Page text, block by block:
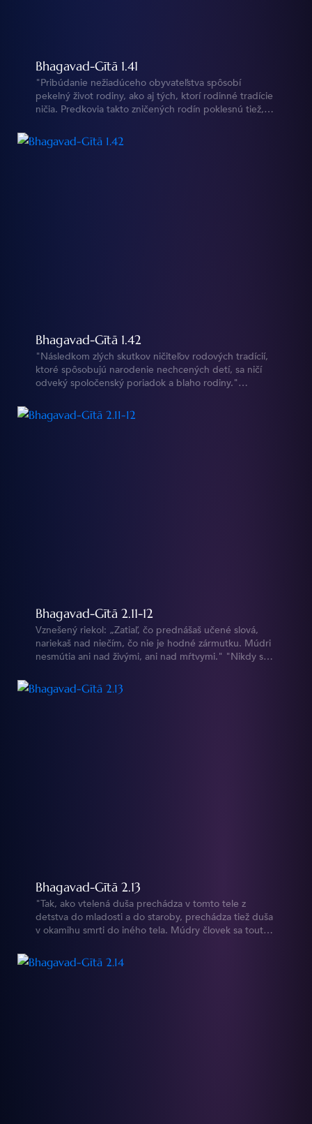
Bhagavad-Gītā 1.41
"Pribúdanie nežiadúceho obyvateľstva spôsobí
pekelný život rodiny, ako aj tých, ktorí rodinné tradície
ničia. Predkovia takto zničených rodín poklesnú tiež,
https://vedy.online/cz/bg/1/41/
Bhagavad-Gītā 1.42
"Následkom zlých skutkov ničiteľov rodových tradícií,
ktoré spôsobujú narodenie nechcených detí, sa ničí
odveký spoločenský poriadok a blaho rodiny."
Bhagavad-Gītā 2.11-12
Vznešený riekol: „Zatiaľ, čo prednášaš učené slová,
nariekaš nad niečím, čo nie je hodné zármutku. Múdri
nesmútia ani nad živými, ani nad mŕtvymi." "Nikdy sa
a nikdy sa ani nestane, že by sme raz prestali
existovať." https://vedy.online/cz/bg/2/11/ &
Bhagavad-Gītā 2.13
"Tak, ako vtelená duša prechádza v tomto tele z
detstva do mladosti a do staroby, prechádza tiež duša
v okamihu smrti do iného tela. Múdry človek sa touto